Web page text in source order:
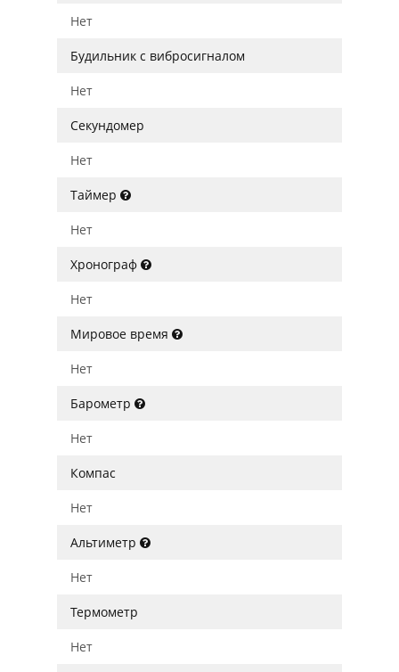
Нет
Будильник с вибросигналом
Нет
Секундомер
Нет
Таймер
Нет
Хронограф
Нет
Мировое время
Нет
Барометр
Нет
Компас
Нет
Альтиметр
Нет
Термометр
Нет